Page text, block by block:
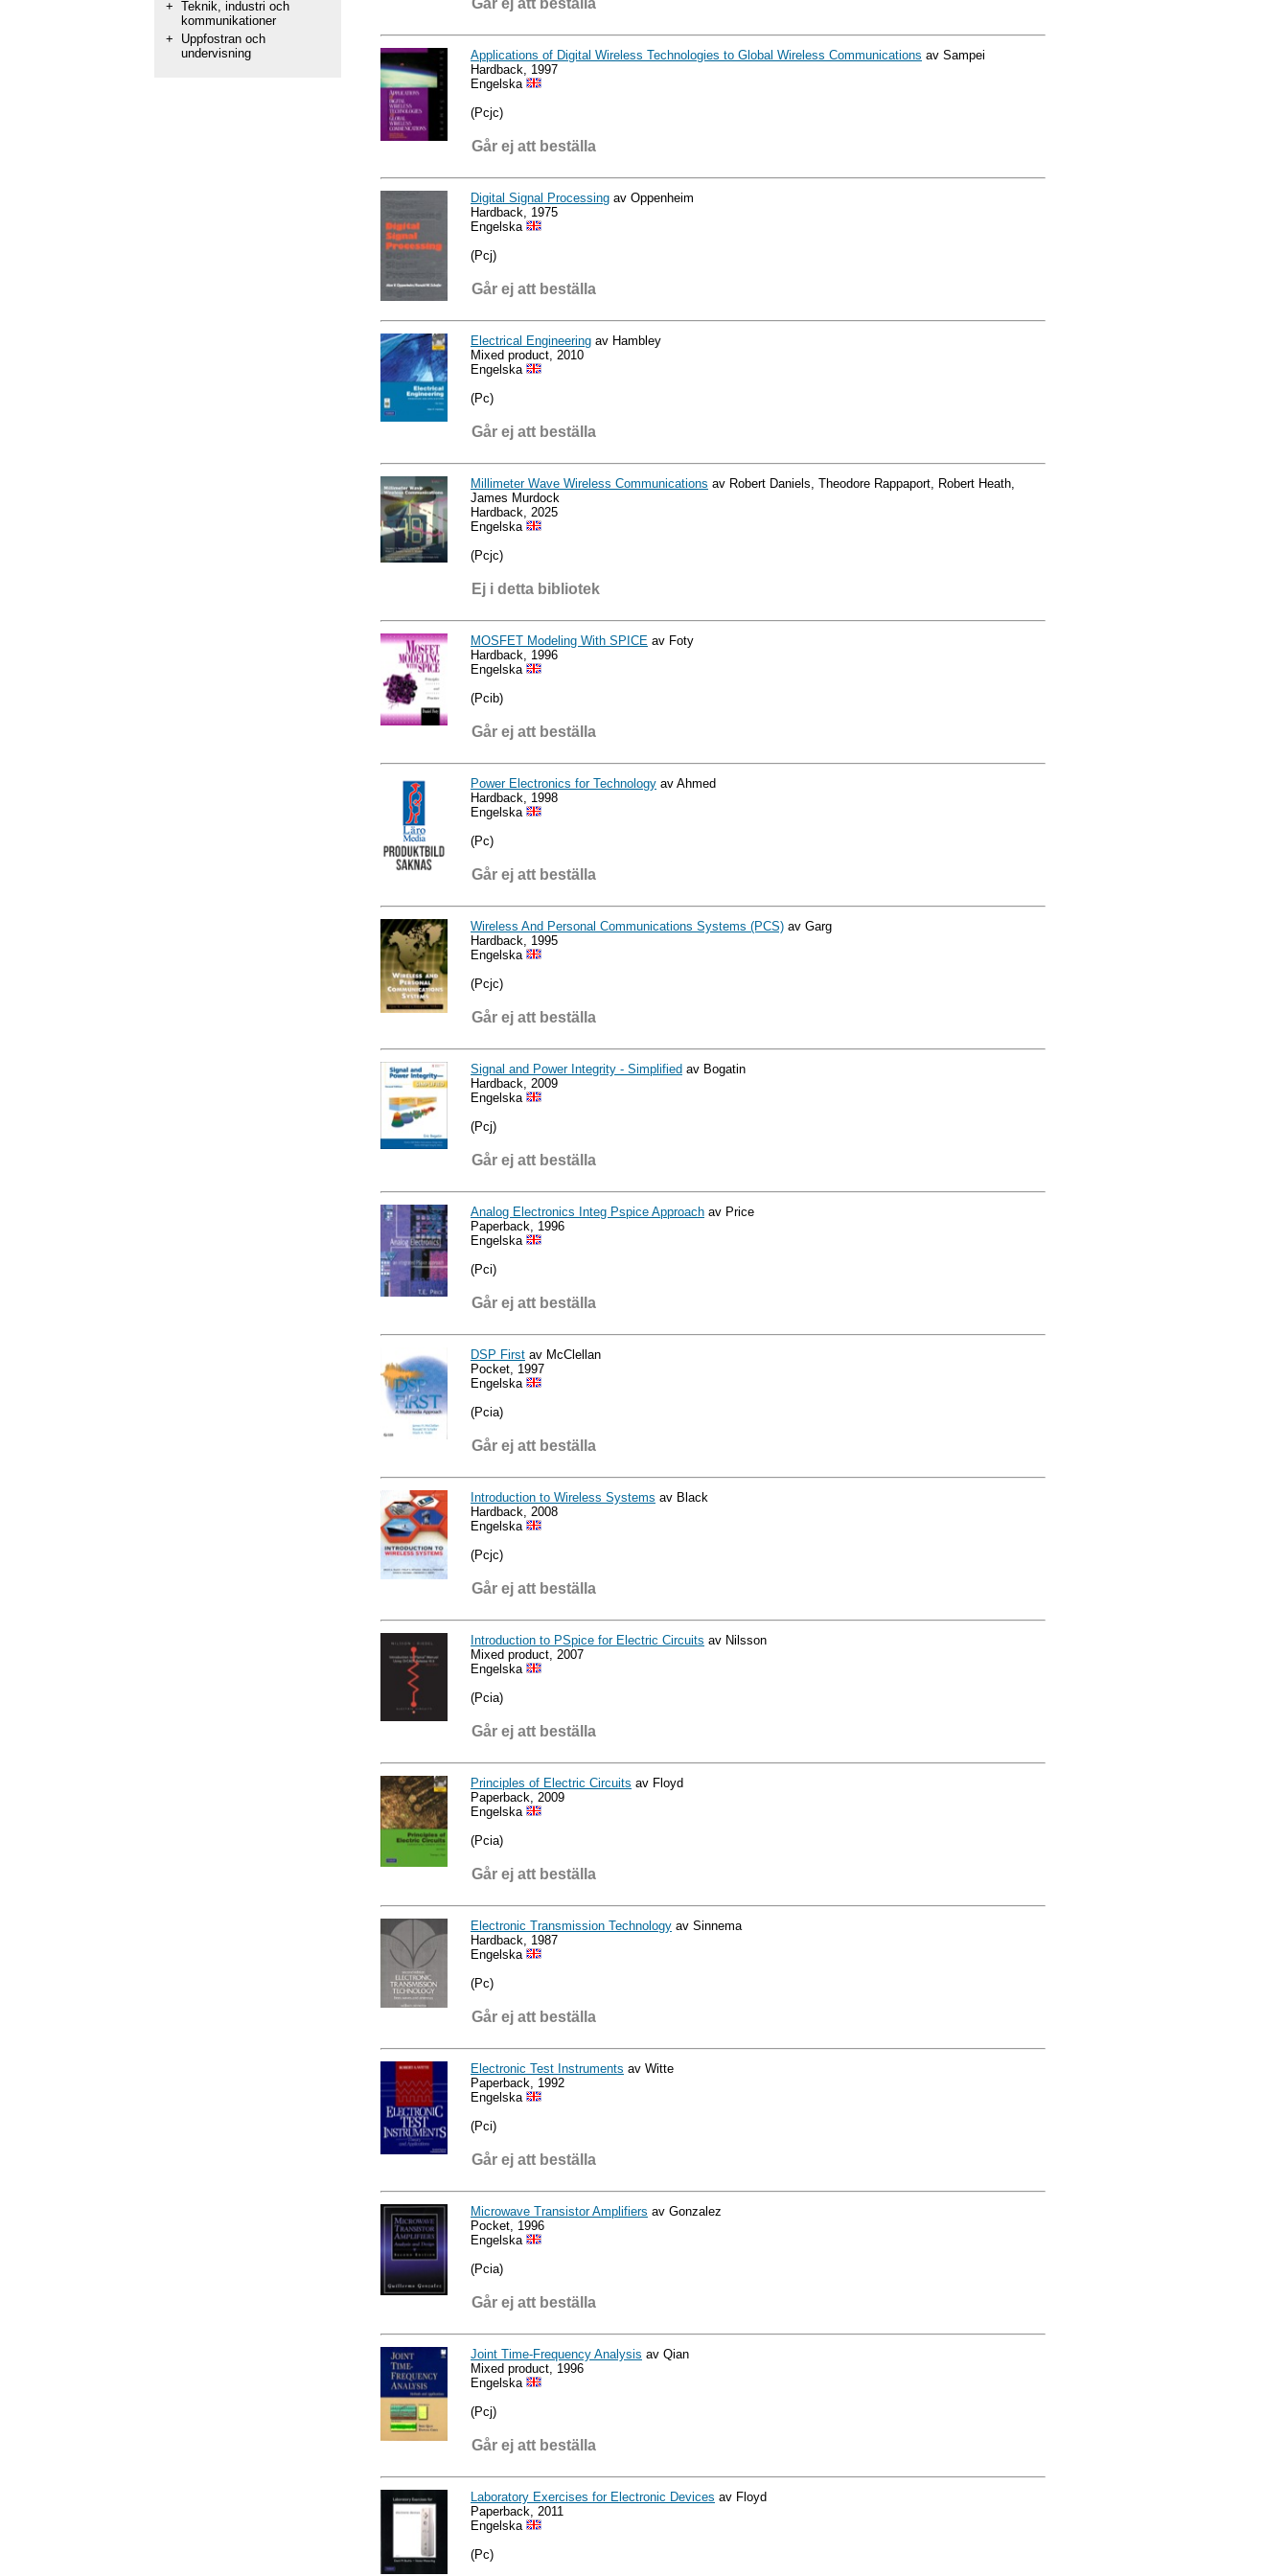
+ Teknik, industri och
kommunikationer
+
Uppfostran och
undervisning
Applications of Digital Wireless Technologies to Global Wireless Communications av Sampei
Hardback, 1997
Engelska
(Pcjc)
Går ej att beställa
Digital Signal Processing av Oppenheim
Hardback, 1975
Engelska
(Pcj)
Går ej att beställa
Electrical Engineering av Hambley
Mixed product, 2010
Engelska
(Pc)
Går ej att beställa
Millimeter Wave Wireless Communications av Robert Daniels, Theodore Rappaport, Robert Heath,
James Murdock
Hardback, 2025
Engelska
(Pcjc)
Ej i detta bibliotek
MOSFET Modeling With SPICE av Foty
Hardback, 1996
Engelska
(Pcib)
Går ej att beställa
Power Electronics for Technology av Ahmed
Hardback, 1998
Engelska
(Pc)
Går ej att beställa
Wireless And Personal Communications Systems (PCS) av Garg
Hardback, 1995
Engelska
(Pcjc)
Går ej att beställa
Signal and Power Integrity - Simplified av Bogatin
Hardback, 2009
Engelska
(Pcj)
Går ej att beställa
Analog Electronics Integ Pspice Approach av Price
Paperback, 1996
Engelska
(Pci)
Går ej att beställa
DSP First av McClellan
Pocket, 1997
Engelska
(Pcia)
Går ej att beställa
Introduction to Wireless Systems av Black
Hardback, 2008
Engelska
(Pcjc)
Går ej att beställa
Introduction to PSpice for Electric Circuits av Nilsson
Mixed product, 2007
Engelska
(Pcia)
Går ej att beställa
Principles of Electric Circuits av Floyd
Paperback, 2009
Engelska
(Pcia)
Går ej att beställa
Electronic Transmission Technology av Sinnema
Hardback, 1987
Engelska
(Pc)
Går ej att beställa
Electronic Test Instruments av Witte
Paperback, 1992
Engelska
(Pci)
Går ej att beställa
Microwave Transistor Amplifiers av Gonzalez
Pocket, 1996
Engelska
(Pcia)
Går ej att beställa
Joint Time-Frequency Analysis av Qian
Mixed product, 1996
Engelska
(Pcj)
Går ej att beställa
Laboratory Exercises for Electronic Devices av Floyd
Paperback, 2011
Engelska
(Pc)